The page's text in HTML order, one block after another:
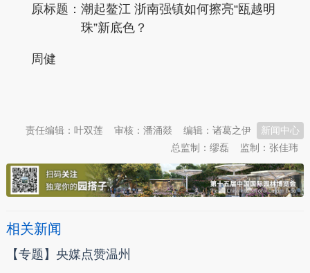
原标题： 潮起鳌江 浙南强镇如何擦亮“瓯越明
珠”新底色？
周健
新闻中心
编辑：诸葛之伊
审核：潘涌燚
责任编辑：叶双莲
监制：张佳玮
总监制：缪磊
相关新闻
【专题】央媒点赞温州